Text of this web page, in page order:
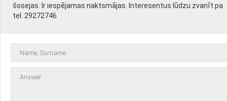
šosejas. Ir iespējamas naktsmājas. Interesentus lūdzu zvanīt pa
tel. 29272746